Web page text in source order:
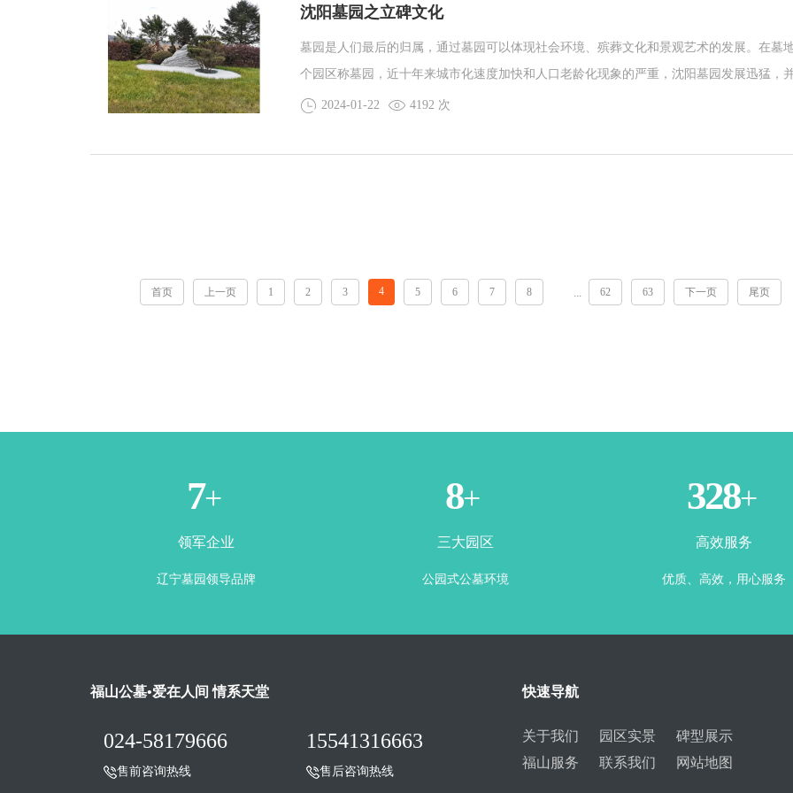
沈阳墓园之立碑文化
墓园是人们最后的归属，通过墓园可以体现社会环境、殡葬文化和景观艺术的发展。在墓
个园区称墓园，近十年来城市化速度加快和人口老龄化现象的严重，沈阳墓园发展迅猛，
部分墓园为了迎合大众心理把墓园都建设在城市风景良好的区域。 那么对于立碑来说，也
小编来为大家介绍一下，在墓园为逝者立碑的时候，该注意掌握哪些要领。
2024-01-22 4192 次
首页 上一页 1 2 3 4 5 6 7 8 ... 62 63 下一页 尾页
1+
领军企业
辽宁墓园领导品牌
3+
三大园区
公园式公墓环境
365+
高效服务
优质、高效，用心服务
福山公墓•爱在人间 情系天堂
024-58179666
售前咨询热线
15541316663
售后咨询热线
快速导航
关于我们 园区实景
碑型展示
福山服务
联系我们 网站地图